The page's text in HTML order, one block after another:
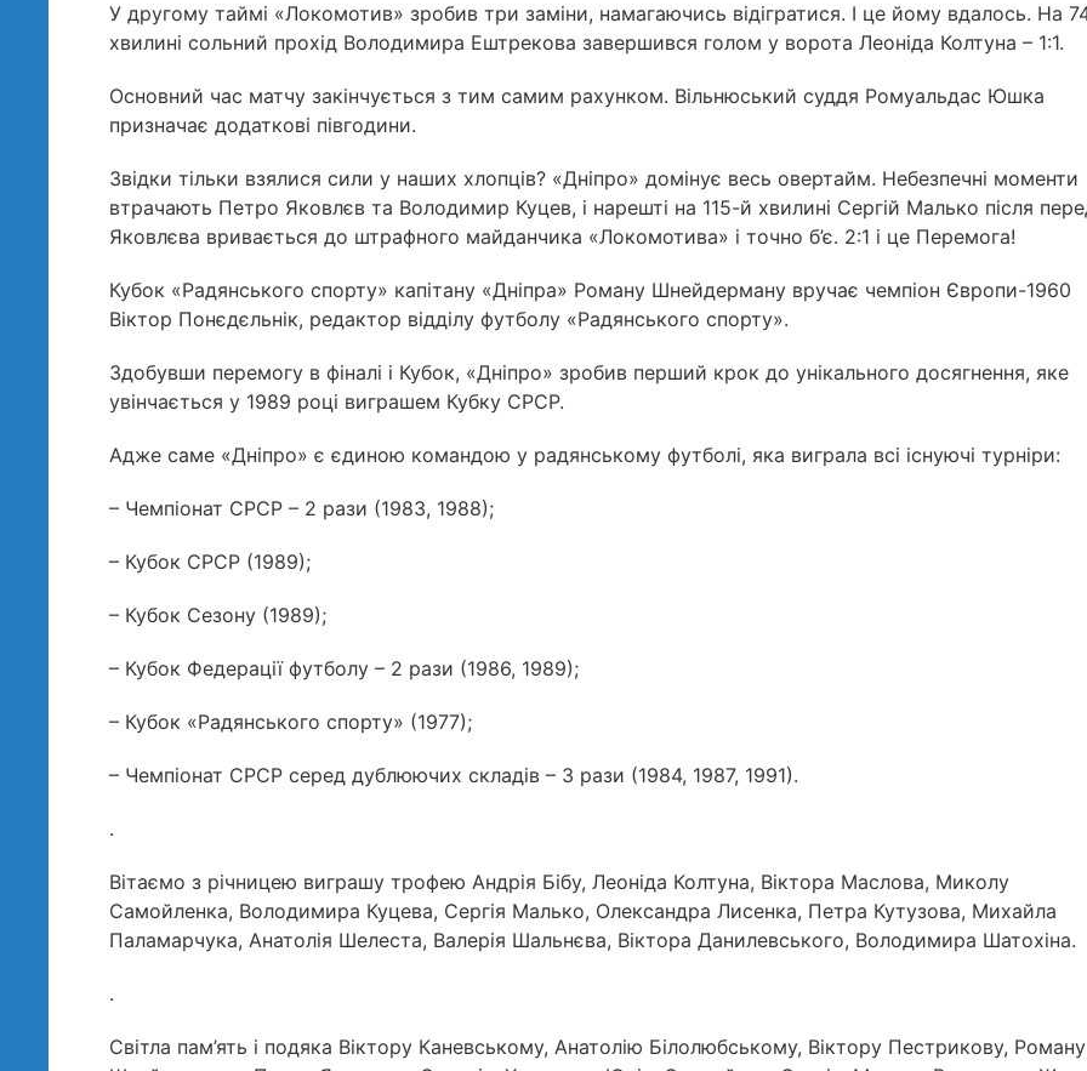
У другому таймі «Локомотив» зробив три заміни, намагаючись відігратися. І це йому вдалось. На
хвилині сольний прохід Володимира Ештрекова завершився голом у ворота Леоніда Колтуна – 1:1.
Основний час матчу закінчується з тим самим рахунком. Вільнюський суддя Ромуальдас Юшка
призначає додаткові півгодини.
Звідки тільки взялися сили у наших хлопців? «Дніпро» домінує весь овертайм. Небезпечні моменти
втрачають Петро Яковлєв та Володимир Куцев, і нарешті на 115-й хвилині Сергій Малько після
Яковлєва вривається до штрафного майданчика «Локомотива» і точно б’є. 2:1 і це Перемога!
Кубок «Радянського спорту» капітану «Дніпра» Роману Шнейдерману вручає чемпіон Європи-1960
Віктор Понєдєльнік, редактор відділу футболу «Радянського спорту».
Здобувши перемогу в фіналі і Кубок, «Дніпро» зробив перший крок до унікального досягнення, яке
увінчається у 1989 році виграшем Кубку СРСР.
Адже саме «Дніпро» є єдиною командою у радянському футболі, яка виграла всі існуючі турніри:
– Чемпіонат СРСР – 2 рази (1983, 1988);
– Кубок СРСР (1989);
– Кубок Сезону (1989);
– Кубок Федерації футболу – 2 рази (1986, 1989);
– Кубок «Радянського спорту» (1977);
– Чемпіонат СРСР серед дублюючих складів – 3 рази (1984, 1987, 1991).
.
Вітаємо з річницею виграшу трофею Андрія Бібу, Леоніда Колтуна, Віктора Маслова, Миколу
Самойленка, Володимира Куцева, Сергія Малько, Олександра Лисенка, Петра Кутузова, Михайла
Паламарчука, Анатолія Шелеста, Валерія Шальнєва, Віктора Данилевського, Володимира Шатохіна.
.
Світла пам’ять і подяка Віктору Каневському, Анатолію Білолюбському, Віктору Пестрикову, Роману